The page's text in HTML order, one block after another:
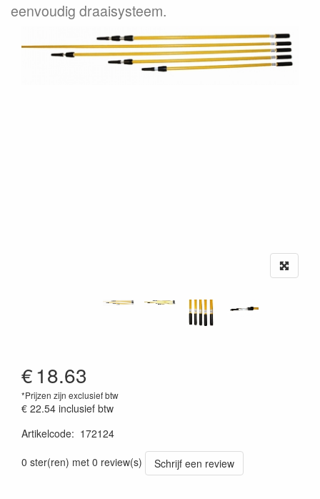
eenvoudig draaisysteem.
€18.63
*Prijzen zijn exclusief btw
€ 22.54 inclusief btw
Artikelcode: 172124
0 ster(ren) met 0 review(s)
Schrijf een review